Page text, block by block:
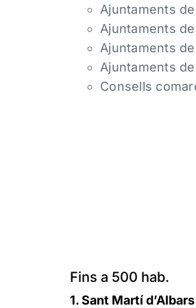
Ajuntaments
Ajuntaments
Ajuntaments
Ajuntaments
Consells
Fins a 500 hab.
1. Sant Martí d’Albars